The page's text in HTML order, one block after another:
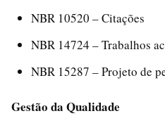
NBR 10520 – Citações
NBR 14724 – Trabalhos
NBR 15287 – Projeto de
Gestão da Qualidade